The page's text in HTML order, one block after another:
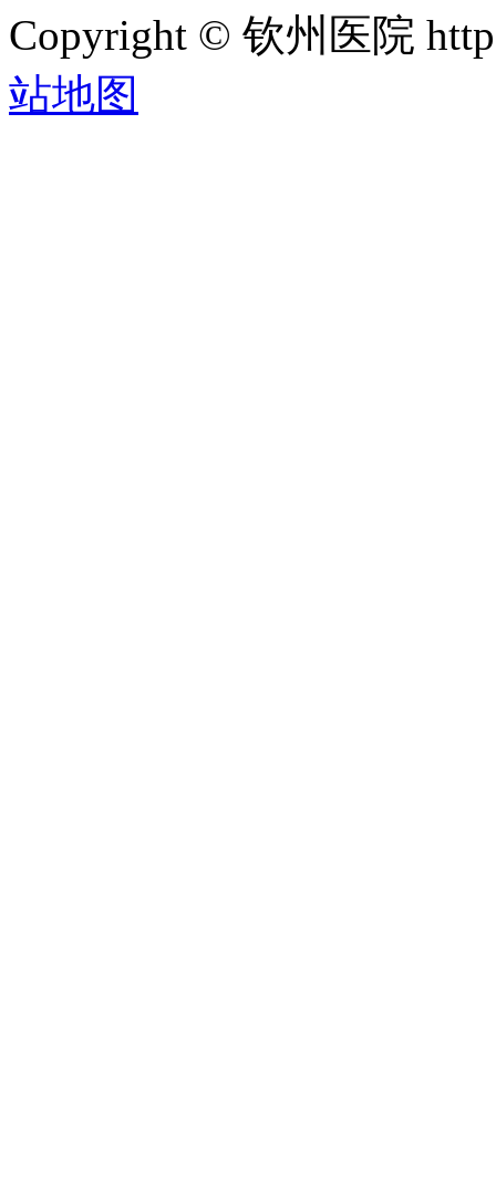
Copyright © 钦州医院
站地图